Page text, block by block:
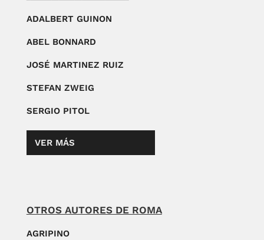
ADALBERT GUINON
ABEL BONNARD
JOSÉ MARTINEZ RUIZ
STEFAN ZWEIG
SERGIO PITOL
VER MÁS
OTROS AUTORES DE ROMA
AGRIPINO